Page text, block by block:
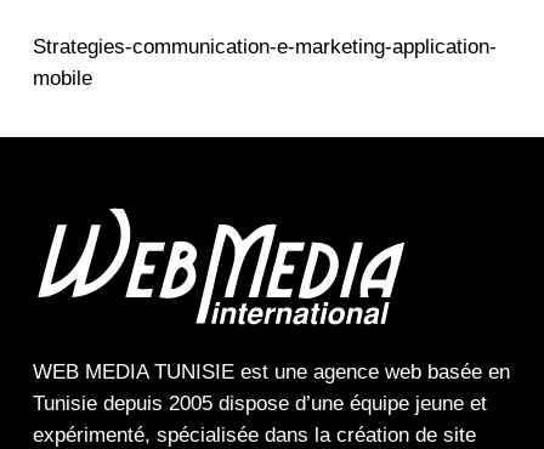
Strategies-communication-e-marketing-application-
mobile
WEB MEDIA TUNISIEest une agence webbasée en
Tunisie depuis 2005 dispose d’une équipe jeune et
expérimenté, spécialisée dans la création de site